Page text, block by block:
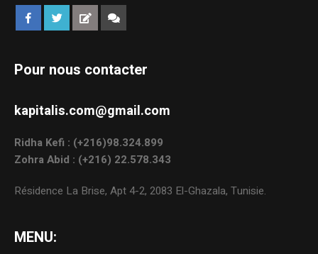
Pour nous contacter
kapitalis.com@gmail.com
Ridha Kefi : (+216)98.324.899
Zohra Abid : (+216) 22.578.343
Résidence La Brise, Apt 4-2, 2083 El-Ghazala, Tunisie.
MENU: